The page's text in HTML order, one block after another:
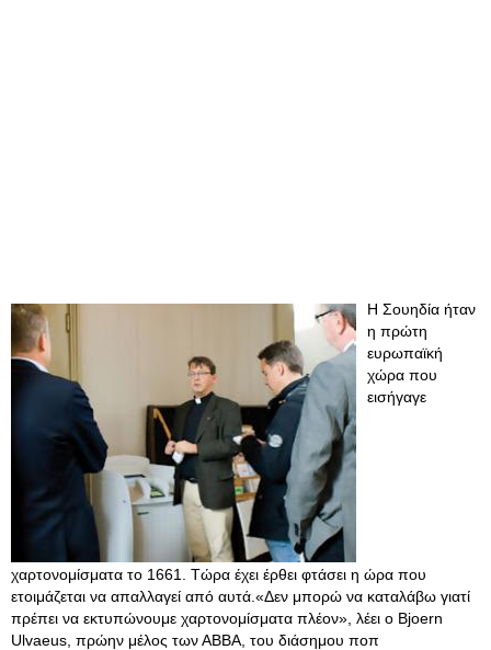
Η Σουηδία ήταν
η πρώτη
ευρωπαϊκή
χώρα που
εισήγαγε
χαρτονομίσματα το 1661. Τώρα έχει έρθει φτάσει η ώρα που
ετοιμάζεται να απαλλαγεί από αυτά.«Δεν μπορώ να καταλάβω γιατί
πρέπει να εκτυπώνουμε χαρτονομίσματα πλέον», λέει ο Bjoern
Ulvaeus, πρώην μέλος των ΑΒΒΑ, του διάσημου ποπ